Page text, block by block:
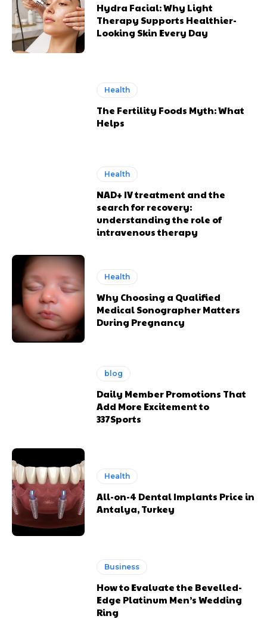
Hydra Facial: Why Light
Therapy Supports Healthier-
Looking Skin Every Day
Health
The Fertility Foods Myth: What
Helps
Health
NAD+ IV treatment and the
search for recovery:
understanding the role of
intravenous therapy
Health
Why Choosing a Qualified
Medical Sonographer Matters
During Pregnancy
blog
Daily Member Promotions That
Add More Excitement to
337Sports
Health
All-on-4 Dental Implants Price in
Antalya, Turkey
Business
How to Evaluate the Bevelled-
Edge Platinum Men’s Wedding
Ring